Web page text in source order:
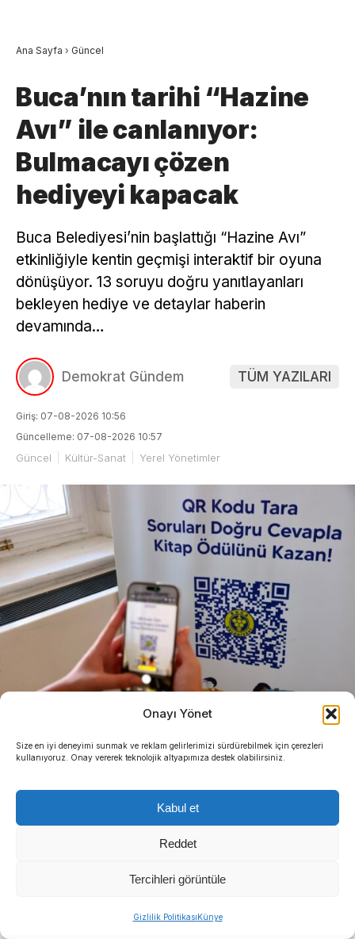
Onayı Yönet
Size en iyi deneyimi sunmak ve reklam gelirlerimizi sürdürebilmek için çerezleri
kullanıyoruz. Onay vererek teknolojik altyapımıza destek olabilirsiniz.
Kabul et
Reddet
Tercihleri görüntüle
Gizlilik PolitikasıKünye
Ana Sayfa › Güncel
Buca’nın tarihi “Hazine
Avı” ile canlanıyor:
Bulmacayı çözen
hediyeyi kapacak
Buca Belediyesi’nin başlattığı “Hazine Avı”
etkinliğiyle kentin geçmişi interaktif bir oyuna
dönüşüyor. 13 soruyu doğru yanıtlayanları
bekleyen hediye ve detaylar haberin
devamında…
Demokrat Gündem TÜM YAZILARI
Giriş: 07-08-2026 10:56
Güncelleme: 07-08-2026 10:57
Güncel Kültür-Sanat Yerel Yönetimler
koruma misyonu doğrultusunda Buca Kent Belleği